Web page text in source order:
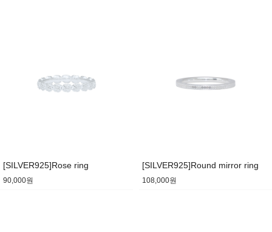
[SILVER925]Rose ring
90,000원
[SILVER925]Round mirror ring
108,000원